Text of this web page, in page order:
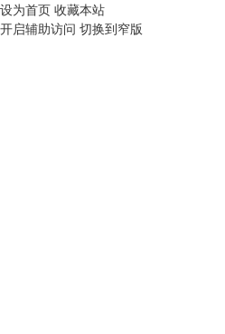
设为首页 收藏本站
开启辅助访问 切换到窄版